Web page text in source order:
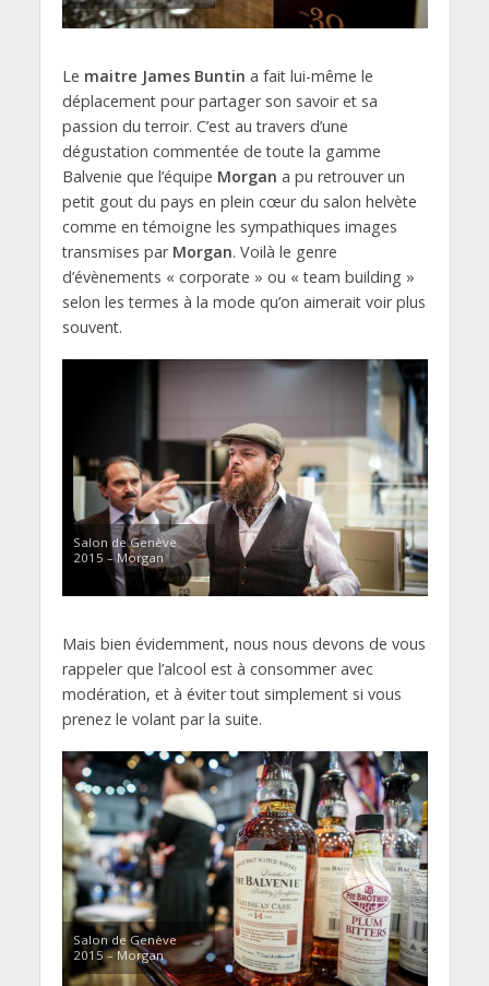
Le maitre James Buntin a fait lui-même le
déplacement pour partager son savoir et sa
passion du terroir. C’est au travers d’une
dégustation commentée de toute la gamme
Balvenie que l’équipe Morgan a pu retrouver un
petit gout du pays en plein cœur du salon helvète
comme en témoigne les sympathiques images
transmises par Morgan. Voilà le genre
d’évènements « corporate » ou « team building »
selon les termes à la mode qu’on aimerait voir plus
souvent.
Salon de Genève
2015 – Morgan
Mais bien évidemment, nous nous devons de vous
rappeler que l’alcool est à consommer avec
modération, et à éviter tout simplement si vous
prenez le volant par la suite.
Salon de Genève
2015 – Morgan